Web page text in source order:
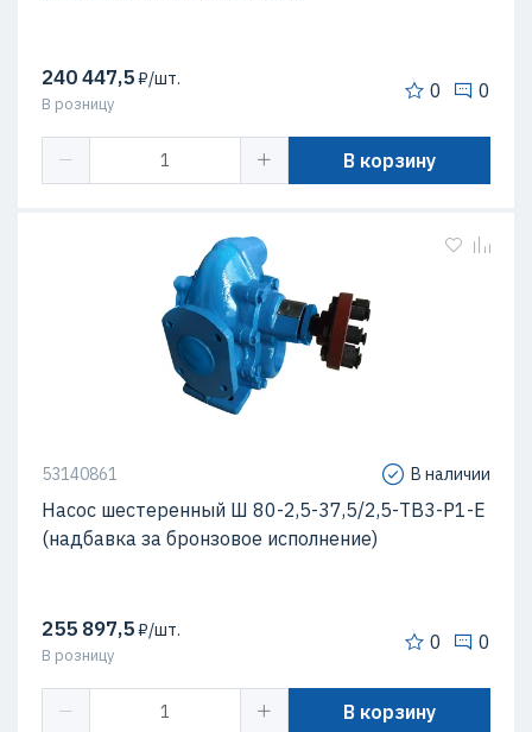
240 447,5₽/шт.
В розницу
0 0
В корзину
53140861 В наличии
Насос шестеренный Ш 80-2,5-37,5/2,5-ТВ3-Р1-Е
(надбавка за бронзовое исполнение)
255 897,5₽/шт.
В розницу
0 0
В корзину